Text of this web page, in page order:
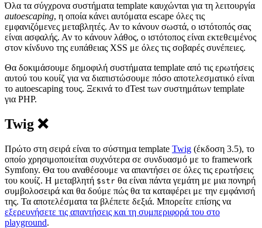
Όλα τα σύγχρονα συστήματα template καυχώνται για τη λειτουργία
autoescaping, η οποία κάνει αυτόματα escape όλες τις
εμφανιζόμενες μεταβλητές. Αν το κάνουν σωστά, ο ιστότοπός σας
είναι ασφαλής. Αν το κάνουν λάθος, ο ιστότοπος είναι εκτεθειμένος
στον κίνδυνο της ευπάθειας XSS με όλες τις σοβαρές συνέπειες.
Θα δοκιμάσουμε δημοφιλή συστήματα template από τις ερωτήσεις
αυτού του κουίζ για να διαπιστώσουμε πόσο αποτελεσματικό είναι
το autoescaping τους. Ξεκινά το dTest των συστημάτων template
για PHP.
Twig ❌
Πρώτο στη σειρά είναι το σύστημα template Twig (έκδοση 3.5), το
οποίο χρησιμοποιείται συχνότερα σε συνδυασμό με το framework
Symfony. Θα του αναθέσουμε να απαντήσει σε όλες τις ερωτήσεις
του κουίζ. Η μεταβλητή $str θα είναι πάντα γεμάτη με μια πονηρή
συμβολοσειρά και θα δούμε πώς θα τα καταφέρει με την εμφάνισή
της. Τα αποτελέσματα τα βλέπετε δεξιά. Μπορείτε επίσης να
εξερευνήσετε τις απαντήσεις και τη συμπεριφορά του στο
playground.